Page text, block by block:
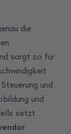
die
sorgt so für
und
und
setzt
.